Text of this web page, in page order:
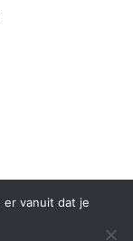
vanuit dat je